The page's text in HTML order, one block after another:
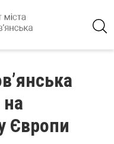
на
Європи